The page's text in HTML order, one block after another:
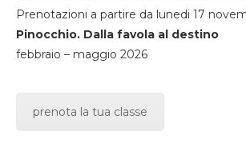
Prenotazioni a partire da lunedi 17
Pinocchio. Dalla favola al destino
febbraio – maggio 2026
prenota la tua classe